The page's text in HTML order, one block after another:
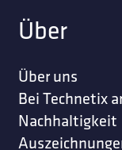
Über
Über uns
Bei Technetix
Nachhaltigkeit